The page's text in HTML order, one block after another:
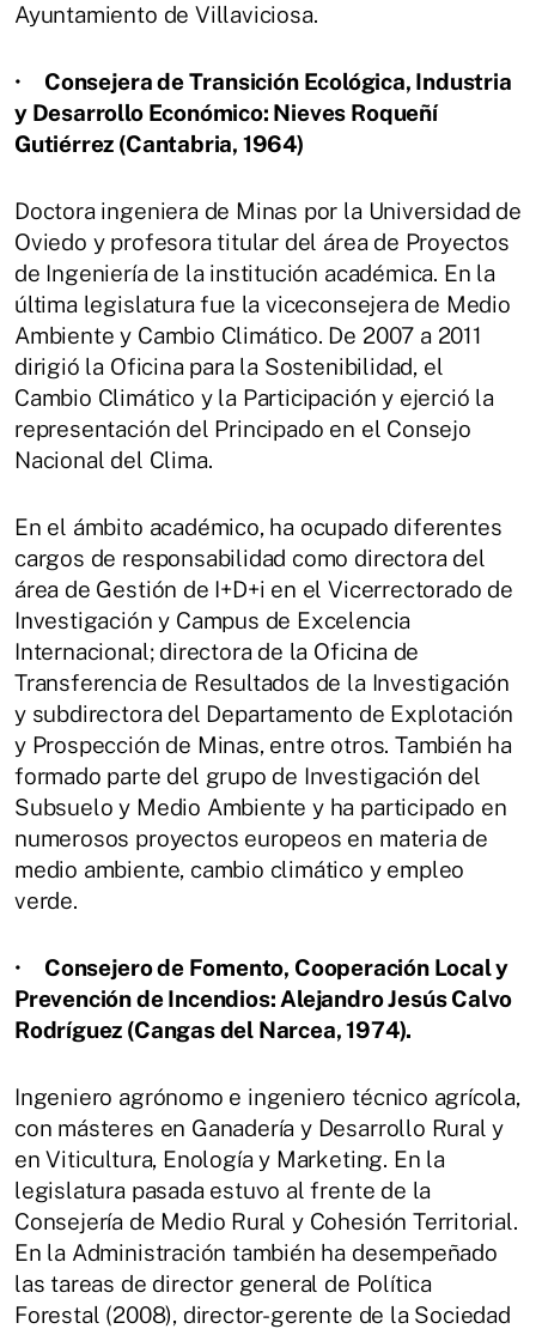
Ayuntamiento de Villaviciosa.
• Consejera de Transición Ecológica, Industria
y Desarrollo Económico: Nieves Roqueñí
Gutiérrez (Cantabria, 1964)
Doctora ingeniera de Minas por la Universidad de
Oviedo y profesora titular del área de Proyectos
de Ingeniería de la institución académica. En la
última legislatura fue la viceconsejera de Medio
Ambiente y Cambio Climático. De 2007 a 2011
dirigió la Oficina para la Sostenibilidad, el
Cambio Climático y la Participación y ejerció la
representación del Principado en el Consejo
Nacional del Clima.
En el ámbito académico, ha ocupado diferentes
cargos de responsabilidad como directora del
área de Gestión de I+D+i en el Vicerrectorado de
Investigación y Campus de Excelencia
Internacional; directora de la Oficina de
Transferencia de Resultados de la Investigación
y subdirectora del Departamento de Explotación
y Prospección de Minas, entre otros. También ha
formado parte del grupo de Investigación del
Subsuelo y Medio Ambiente y ha participado en
numerosos proyectos europeos en materia de
medio ambiente, cambio climático y empleo
verde.
• Consejero de Fomento, Cooperación Local y
Prevención de Incendios: Alejandro Jesús Calvo
Rodríguez (Cangas del Narcea, 1974).
Ingeniero agrónomo e ingeniero técnico agrícola,
con másteres en Ganadería y Desarrollo Rural y
en Viticultura, Enología y Marketing. En la
legislatura pasada estuvo al frente de la
Consejería de Medio Rural y Cohesión Territorial.
En la Administración también ha desempeñado
las tareas de director general de Política
Forestal (2008), director-gerente de la Sociedad